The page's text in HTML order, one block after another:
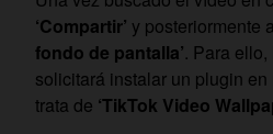
‘Compartir’ y posteriormente a
fondo de pantalla’. Para
solicitará instalar un plugin
trata de ‘TikTok Video